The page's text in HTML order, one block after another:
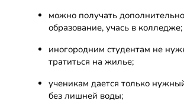
можно получать
образование, учась в колледже;
иногородним студентам не
тратиться на жилье;
ученикам дается только
без лишней воды;